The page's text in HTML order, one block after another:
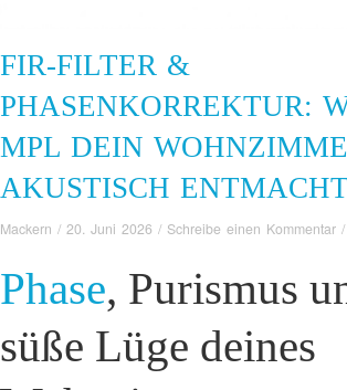
FIR-FILTER &
PHASENKORREKTUR:
MPL DEIN
AKUSTISCH
Mackern / 20. Juni 2026 / Schreibe einen Kommentar /
Phase, Purismus
süße Lüge deines